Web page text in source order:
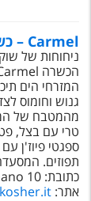
טיסות
מלונות
Русский
קרוז
מגזין אשת
Carmel – כשישראל ואיטליה נפגשות
ניחוחות של
המזרחי הים
גנוש וחומוס
מהמטבח של
טרי עם בצל,
ספגטי פיוז'ן
תפוזים.
כתובת: Viale S. Gimignano 10
אתר: